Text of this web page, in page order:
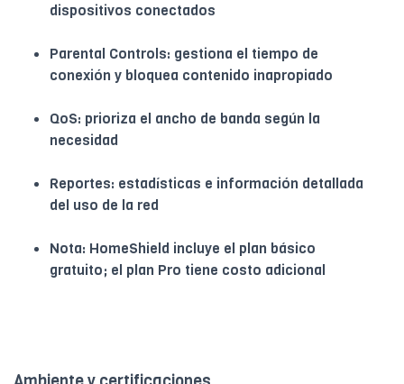
dispositivos conectados
Parental Controls: gestiona el tiempo de
conexión y bloquea contenido inapropiado
QoS: prioriza el ancho de banda según la
necesidad
Reportes: estadísticas e información detallada
del uso de la red
Nota: HomeShield incluye el plan básico
gratuito; el plan Pro tiene costo adicional